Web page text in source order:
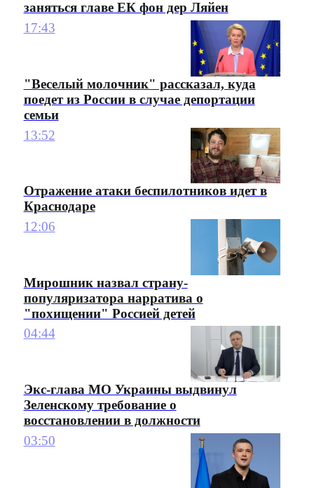
заняться главе ЕК фон дер Ляйен
17:43
"Веселый молочник" рассказал, куда
поедет из России в случае депортации
семьи
13:52
Отражение атаки беспилотников идет в
Краснодаре
12:06
Мирошник назвал страну-
популяризатора нарратива о
"похищении" Россией детей
04:44
Экс-глава МО Украины выдвинул
Зеленскому требование о
восстановлении в должности
03:50